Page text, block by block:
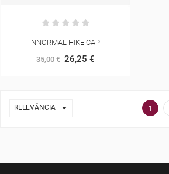
NNORMAL HIKE CAP
35,00 € 26,25 €
RELEVÂNCIA  1